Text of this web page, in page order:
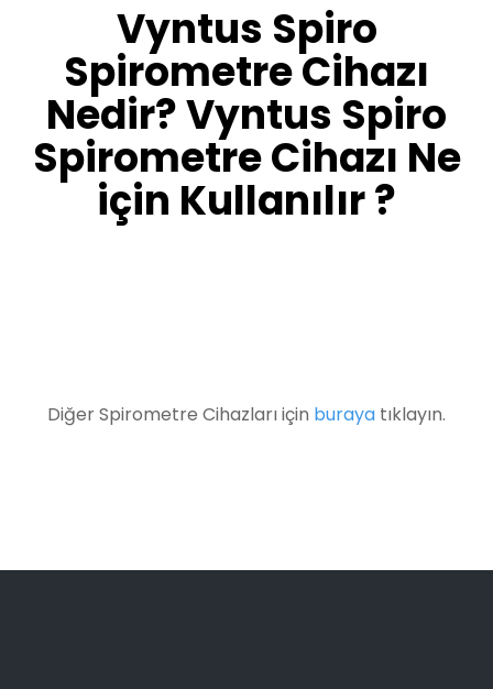
Vyntus Spiro
Spirometre Cihazı
Nedir? Vyntus Spiro
Spirometre Cihazı Ne
için Kullanılır ?
Diğer Spirometre Cihazları için buraya tıklayın.